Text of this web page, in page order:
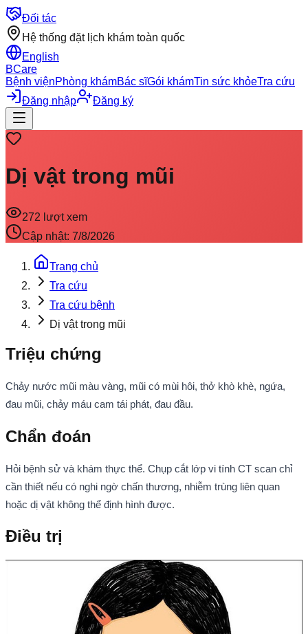
Đối tác
Hệ thống đặt lịch khám toàn quốc
English
BCare
Bệnh việnPhòng khámBác sĩGói khámTin sức khỏeTra cứu
Đăng nhập
Đăng ký
Dị vật trong mũi
272 lượt xem
Cập nhật: 7/8/2026
Trang chủ
Tra cứu
Tra cứu bệnh
Dị vật trong mũi
Triệu chứng
Chảy nước mũi màu vàng, mũi có mùi hôi, thở khò khè, ngứa,
đau mũi, chảy máu cam tái phát, đau đầu.
Chẩn đoán
Hỏi bệnh sử và khám thực thể. Chụp cắt lớp vi tính CT scan chỉ
cần thiết nếu có nghi ngờ chấn thương, nhiễm trùng liên quan
hoặc dị vật không thể định hình được.
Điều trị